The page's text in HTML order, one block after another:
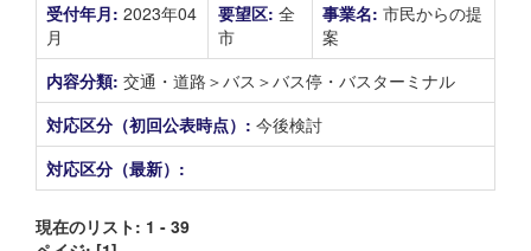
受付年月: 2023年04
月
要望区: 全
市
事業名: 市民からの提
案
内容分類: 交通・道路＞バス＞バス停・バスターミナル
対応区分（初回公表時点）: 今後検討
対応区分（最新）:
現在のリスト: 1 - 39